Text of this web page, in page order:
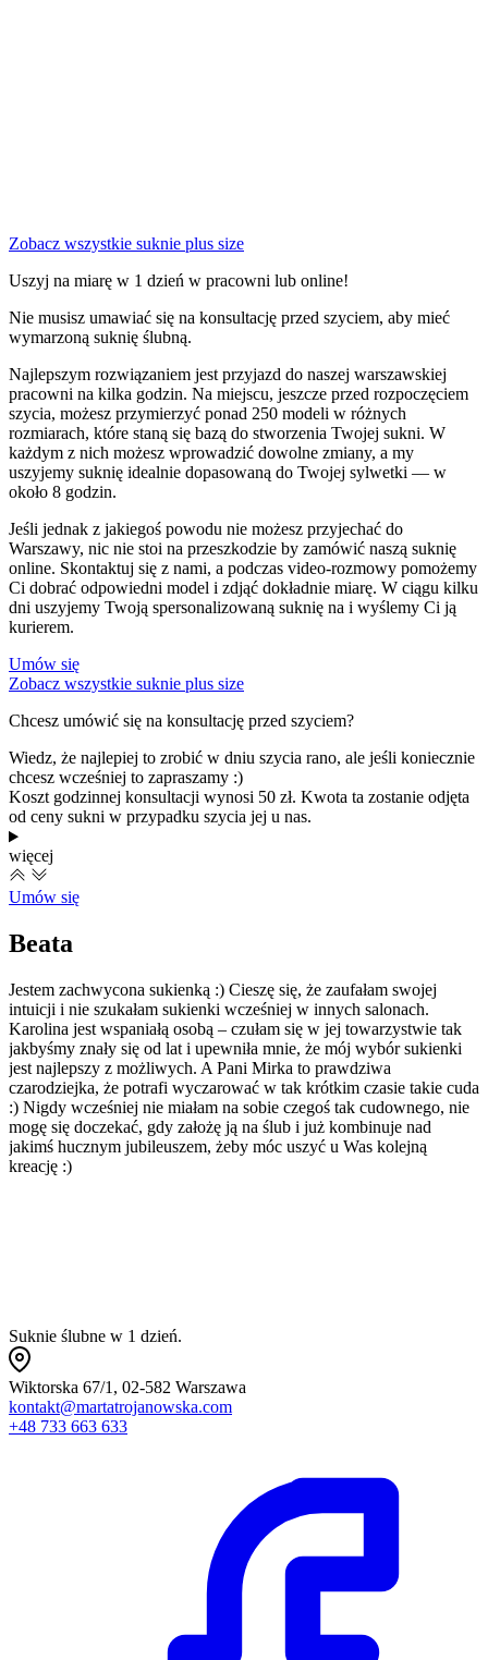
Zobacz wszystkie suknie plus size
Uszyj na miarę w 1 dzień w pracowni lub online!
Nie musisz umawiać się na konsultację przed szyciem, aby mieć
wymarzoną suknię ślubną.
Najlepszym rozwiązaniem jest przyjazd do naszej warszawskiej
pracowni na kilka godzin. Na miejscu, jeszcze przed rozpoczęciem
szycia, możesz przymierzyć ponad 250 modeli w różnych
rozmiarach, które staną się bazą do stworzenia Twojej sukni. W
każdym z nich możesz wprowadzić dowolne zmiany, a my
uszyjemy suknię idealnie dopasowaną do Twojej sylwetki — w
około 8 godzin.
Jeśli jednak z jakiegoś powodu nie możesz przyjechać do
Warszawy, nic nie stoi na przeszkodzie by zamówić naszą suknię
online. Skontaktuj się z nami, a podczas video-rozmowy pomożemy
Ci dobrać odpowiedni model i zdjąć dokładnie miarę. W ciągu kilku
dni uszyjemy Twoją spersonalizowaną suknię na i wyślemy Ci ją
kurierem.
Umów się
Zobacz wszystkie suknie plus size
Chcesz umówić się na konsultację przed szyciem?
Wiedz, że najlepiej to zrobić w dniu szycia rano, ale jeśli koniecznie
chcesz wcześniej to zapraszamy :)
Koszt godzinnej konsultacji wynosi 50 zł. Kwota ta zostanie odjęta
od ceny sukni w przypadku szycia jej u nas.
więcej
Umów się
Beata
Jestem zachwycona sukienką :) Cieszę się, że zaufałam swojej
intuicji i nie szukałam sukienki wcześniej w innych salonach.
Karolina jest wspaniałą osobą – czułam się w jej towarzystwie tak
jakbyśmy znały się od lat i upewniła mnie, że mój wybór sukienki
jest najlepszy z możliwych. A Pani Mirka to prawdziwa
czarodziejka, że potrafi wyczarować w tak krótkim czasie takie cuda
:) Nigdy wcześniej nie miałam na sobie czegoś tak cudownego, nie
mogę się doczekać, gdy założę ją na ślub i już kombinuje nad
jakimś hucznym jubileuszem, żeby móc uszyć u Was kolejną
kreację :)
Suknie ślubne w 1 dzień.
Wiktorska 67/1, 02-582 Warszawa
kontakt@martatrojanowska.com
+48 733 663 633